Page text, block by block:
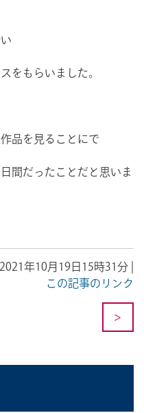
をもらいました。
品を見ることにで
間だったことだと思いま
年10月19日15時31分 |
この記事のリンク
>